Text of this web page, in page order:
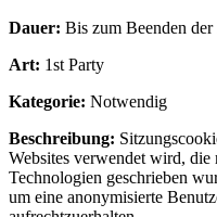
Dauer: Bis zum Beenden der
Art: 1st Party
Kategorie: Notwendig
Beschreibung:
Websites verwendet wird,
Technologien geschrieben
um eine anonymisierte